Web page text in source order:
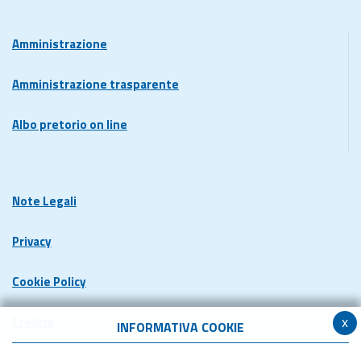
x
INFORMATIVA COOKIE
Amministrazione
Amministrazione trasparente
Albo pretorio on line
Note Legali
Privacy
Cookie Policy